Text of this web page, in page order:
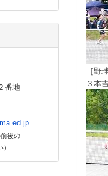
［野
３本
番地
後の